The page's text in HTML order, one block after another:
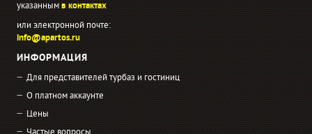
указаннымв контактах
или электронной почте:
info@apartos.ru
ИНФОРМАЦИЯ
Для представителей турбаз и гостиниц
О платном аккаунте
Цены